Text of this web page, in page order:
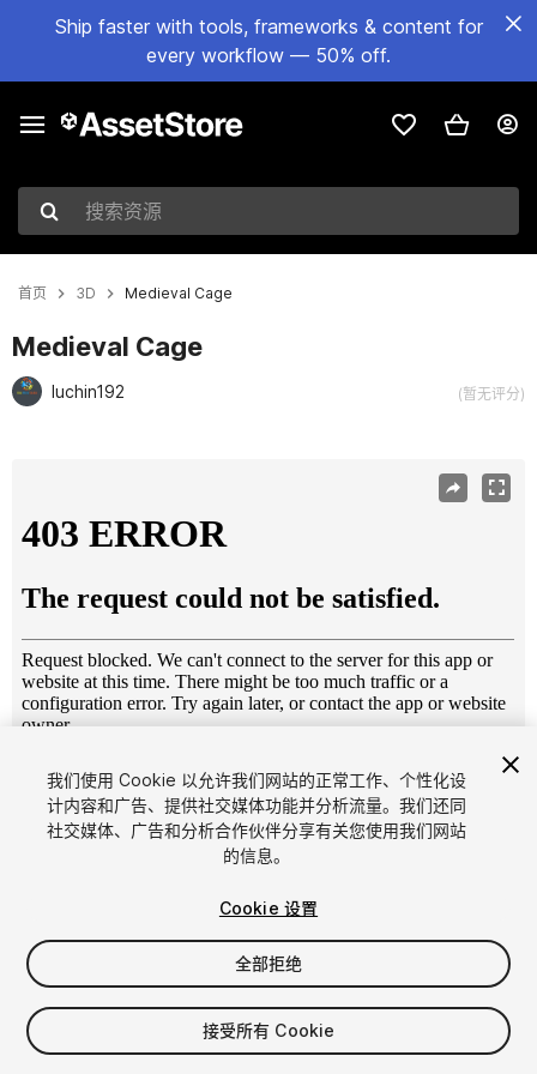
Ship faster with tools, frameworks & content for
every workflow — 50% off.
搜索资源
首页 3D Medieval Cage
Medieval Cage
luchin192 (暂无评分)
1/6
$9
增值税将在结算时计算
我们使用 Cookie 以允许我们网站的正常工作、个性化设
计内容和广告、提供社交媒体功能并分析流量。我们还同
社交媒体、广告和分析合作伙伴分享有关您使用我们网站
的信息。
Cookie 设置
全部拒绝
接受所有 Cookie